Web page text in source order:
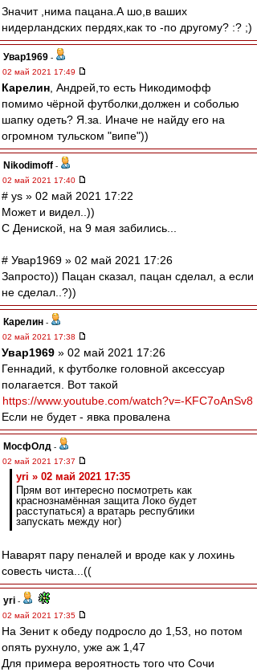
Значит ,нима пацана.А шо,в ваших
нидерландских пердях,как то -по другому? :? ;)
Увар1969 -
02 май 2021 17:49
Карелин , Андрей,то есть Никодимофф
помимо чёрной футболки,должен и соболью
шапку одеть? Я.за. Иначе не найду его на
огромном тульском "випе"))
Nikodimoff -
02 май 2021 17:40
# ys » 02 май 2021 17:22
Может и видел..))
С Дениской, на 9 мая забились...
# Увар1969 » 02 май 2021 17:26
Запросто)) Пацан сказал, пацан сделал, а если
не сделал..?))
Карелин -
02 май 2021 17:38
Увар1969 » 02 май 2021 17:26
Геннадий, к футболке головной аксессуар
полагается. Вот такой
https://www.youtube.com/watch?v=-KFC7oAnSv8
Если не будет - явка провалена
МосфОлд -
02 май 2021 17:37
yri » 02 май 2021 17:35
Прям вот интересно посмотреть как
краснознамённая защита Локо будет
расступаться) а вратарь республики
запускать между ног)
Наварят пару пеналей и вроде как у лохинь
совесть чиста...((
yri -
02 май 2021 17:35
На Зенит к обеду подросло до 1,53, но потом
опять рухнуло, уже аж 1,47
Для примера вероятность того что Сочи